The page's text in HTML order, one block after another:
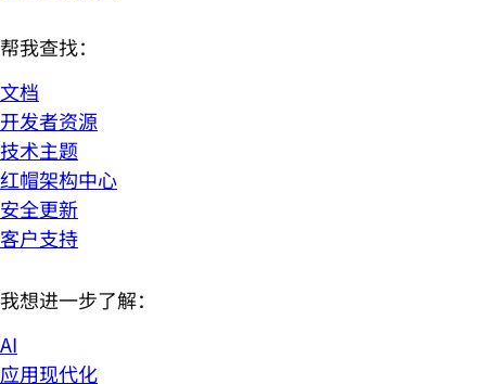
帮我查找：
文档
开发者资源
技术主题
红帽架构中心
安全更新
客户支持
我想进一步了解：
AI
应用现代化